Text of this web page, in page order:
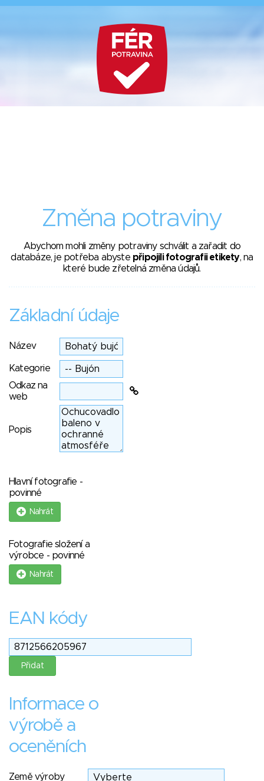
Změna potraviny
Abychom mohli změny potraviny schválit a zařadit do
databáze, je potřeba abyste připojili fotografii etikety, na
které bude zřetelná změna údajů.
Základní údaje
Název
Kategorie
Odkaz na
web
Popis
Hlavní fotografie -
povinné
Nahrát
Fotografie složení a
výrobce - povinné
Nahrát
EAN kódy
Informace o
výrobě a
oceněních
Země výroby